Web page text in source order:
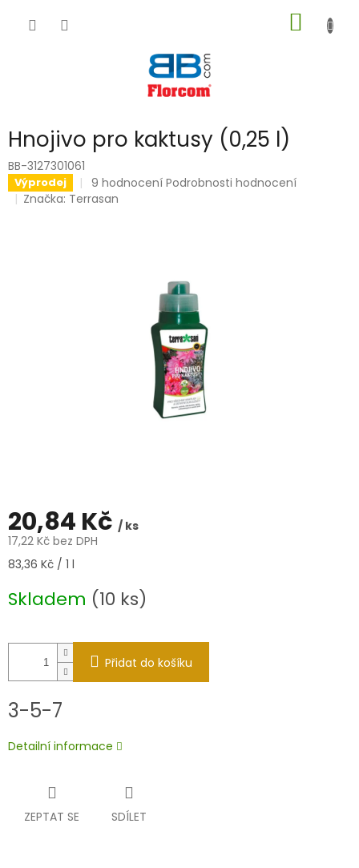
KOŠÍK
Hnojivo pro kaktusy (0,25 l)
BB-3127301061
Výprodej
Průměrné
hodnocení
9 hodnocení Podrobnosti hodnocení
Značka: Terrasan
20,84 Kč / ks
17,22 Kč bez DPH
Měrná
83,36 Kč / 1 l
Skladem (10 ks)
Přidat do košíku
3-5-7
Detailní informace
ZEPTAT SE SDÍLET